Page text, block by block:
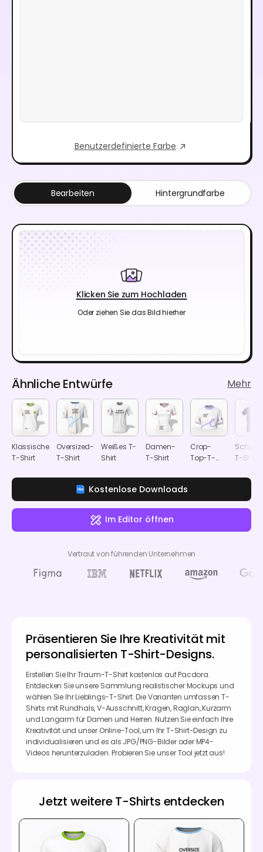
Benutzerdefinierte Farbe
Klicken Sie zum Hochladen
Oder ziehen Sie das Bild hierher
Bearbeiten Hintergrundfarbe
Ähnliche Entwürfe Mehr
Klassisches
T-Shirt
Oversized-
T-Shirt
Weißes T-
Shirt
Damen-
T-Shirt
Crop-
Top-T-
T-Shirt
Kostenlose Downloads
Im Editor öffnen
Vertraut von führenden Unternehmen
Präsentieren Sie Ihre Kreativität mit
personalisierten T-Shirt-Designs.
Erstellen Sie Ihr Traum-T-Shirt kostenlos auf Pacdora.
Entdecken Sie unsere Sammlung realistischer Mockups und
wählen Sie Ihr Lieblings-T-Shirt. Die Varianten umfassen T-
Shirts mit Rundhals, V-Ausschnitt, Kragen, Raglan, Kurzarm
und Langarm für Damen und Herren. Nutzen Sie einfach Ihre
Kreativität und unser Online-Tool, um Ihr T-Shirt-Design zu
individualisieren und es als JPG/PNG-Bilder oder MP4-
Videos herunterzuladen. Probieren Sie unser Tool jetzt aus!
Jetzt weitere T-Shirts entdecken